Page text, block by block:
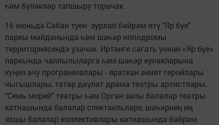
һәм бүләкләр тапшыру торачак.
16 июньдә Сабан туен зурлап бәйрәм итү "Яр буе"
паркы мәйданында һәм шәһәр ипподромы
территориясендә узачак. Иртәнге сәгать уннан «Яр буе»
паркында чаллылыларга һәм шәһәр кунакларына
күңел ачу программалары - яраткан әкият геройлары
чыгышлары, татар дәүләт драма театры артистлары,
"Семь морей" театры һәм Орган залы балалар театры
катнашында балалар спектакльләре, шәһәрнең иң
яхшы балалар коллективлары катнашында бәйрәм